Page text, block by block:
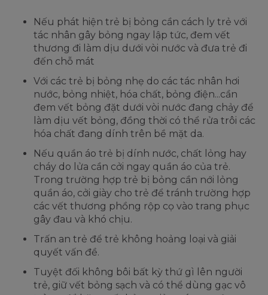
Nếu phát hiện trẻ bị bỏng cần cách ly trẻ với
tác nhân gây bỏng ngay lập tức, đem vết
thương đi làm dịu dưới vòi nước và đưa trẻ đi
đến chỗ mát
Với các trẻ bị bỏng nhẹ do các tác nhân hơi
nước, bỏng nhiệt, hóa chất, bỏng điện...cần
đem vết bỏng đặt dưới vòi nước đang chảy để
làm dịu vết bỏng, đồng thời có thể rửa trôi các
hóa chất đang dính trên bề mặt da.
Nếu quần áo trẻ bị dính nước, chất lỏng hay
cháy do lửa cần cởi ngay quần áo của trẻ.
Trong trường hợp trẻ bị bỏng cần nới lỏng
quần áo, cởi giày cho trẻ để tránh trường hợp
các vết thương phồng rộp cọ vào trang phục
gây đau và khó chịu.
Trấn an trẻ để trẻ không hoảng loại và giải
quyết vấn đề.
Tuyệt đối không bôi bất kỳ thứ gì lên người
trẻ, giữ vết bỏng sạch và có thể dùng gạc vô